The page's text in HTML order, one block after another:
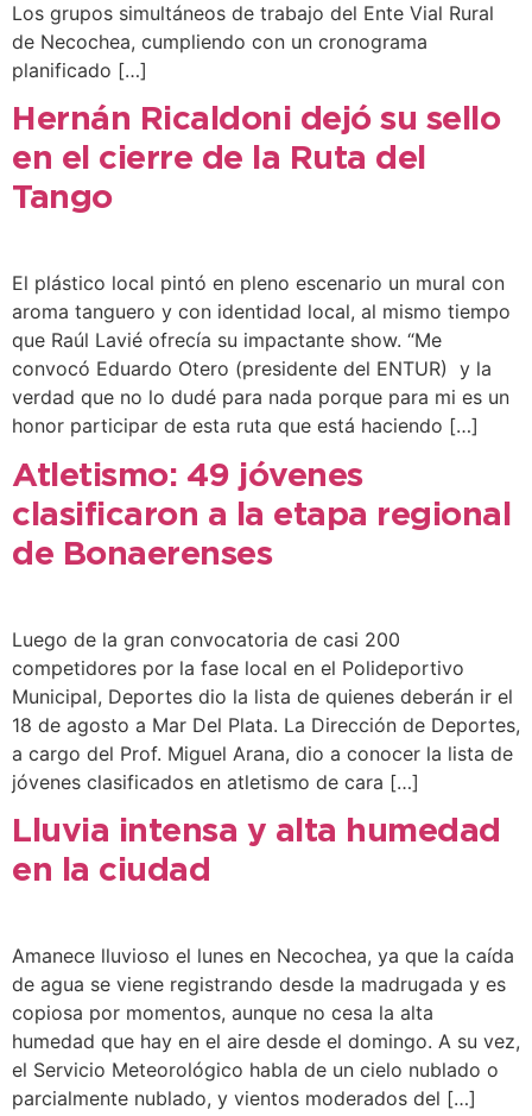
Los grupos simultáneos de trabajo del Ente Vial Rural
de Necochea, cumpliendo con un cronograma
planificado […]
Hernán Ricaldoni dejó su sello
en el cierre de la Ruta del
Tango
El plástico local pintó en pleno escenario un mural con
aroma tanguero y con identidad local, al mismo tiempo
que Raúl Lavié ofrecía su impactante show. “Me
convocó Eduardo Otero (presidente del ENTUR) y la
verdad que no lo dudé para nada porque para mi es un
honor participar de esta ruta que está haciendo […]
Atletismo: 49 jóvenes
clasificaron a la etapa regional
de Bonaerenses
Luego de la gran convocatoria de casi 200
competidores por la fase local en el Polideportivo
Municipal, Deportes dio la lista de quienes deberán ir el
18 de agosto a Mar Del Plata. La Dirección de Deportes,
a cargo del Prof. Miguel Arana, dio a conocer la lista de
jóvenes clasificados en atletismo de cara […]
Lluvia intensa y alta humedad
en la ciudad
Amanece lluvioso el lunes en Necochea, ya que la caída
de agua se viene registrando desde la madrugada y es
copiosa por momentos, aunque no cesa la alta
humedad que hay en el aire desde el domingo. A su vez,
el Servicio Meteorológico habla de un cielo nublado o
parcialmente nublado, y vientos moderados del […]